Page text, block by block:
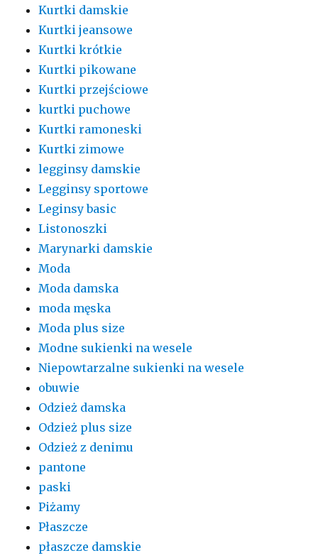
Kurtki damskie
Kurtki jeansowe
Kurtki krótkie
Kurtki pikowane
Kurtki przejściowe
kurtki puchowe
Kurtki ramoneski
Kurtki zimowe
legginsy damskie
Legginsy sportowe
Leginsy basic
Listonoszki
Marynarki damskie
Moda
Moda damska
moda męska
Moda plus size
Modne sukienki na wesele
Niepowtarzalne sukienki na wesele
obuwie
Odzież damska
Odzież plus size
Odzież z denimu
pantone
paski
Piżamy
Płaszcze
płaszcze damskie